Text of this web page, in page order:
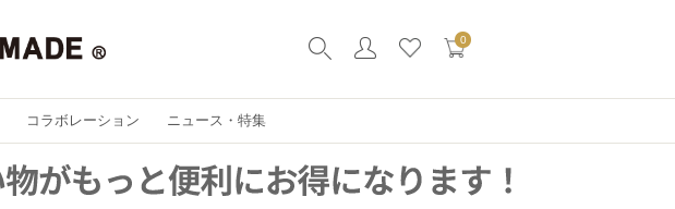
0
コラボレーション ニュース・特集